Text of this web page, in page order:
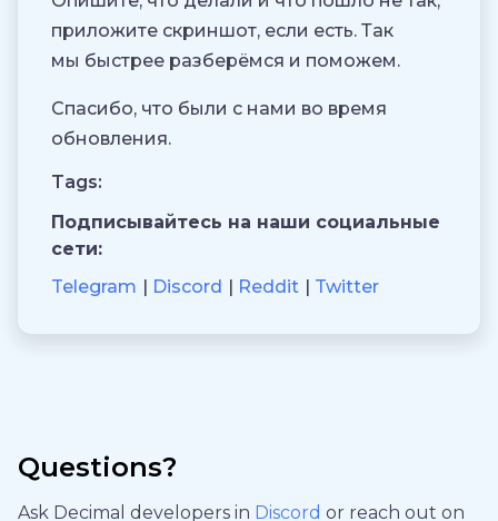
приложите скриншот, если есть. Так
мы быстрее разберёмся и поможем.
Спасибо, что были с нами во время
обновления.
Tags:
Подписывайтесь на наши социальные
сети:
Telegram
Discord Reddit Twitter
Questions?
Ask Decimal developers in Discord or reach out on